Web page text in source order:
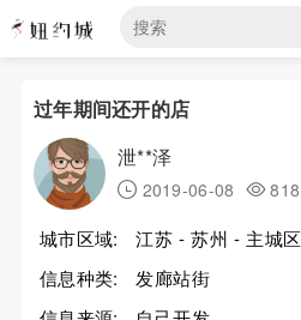
过年期间还开的店
泄**泽
2019-06-08 818
城市区域:
江苏 - 苏州 - 主城区
信息种类:
发廊站街